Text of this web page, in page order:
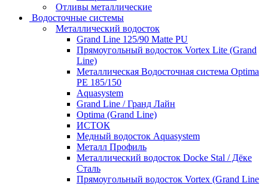
Отливы металлические
Водосточные системы
Металлический водосток
Grand Line 125/90 Matte PU
Прямоугольный водосток Vortex Lite (Grand
Line)
Металлическая Водосточная система Optima
PE 185/150
Aquasystem
Grand Line / Гранд Лайн
Optima (Grand Line)
ИСТОК
Медный водосток Aquasystem
Металл Профиль
Металлический водосток Docke Stal / Дёке
Сталь
Прямоугольный водосток Vortex (Grand Line